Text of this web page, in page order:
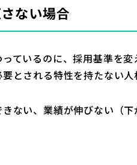
ない場合
ているのに、採用基準を
とされる特性を持たない人
ない、業績が伸びない（